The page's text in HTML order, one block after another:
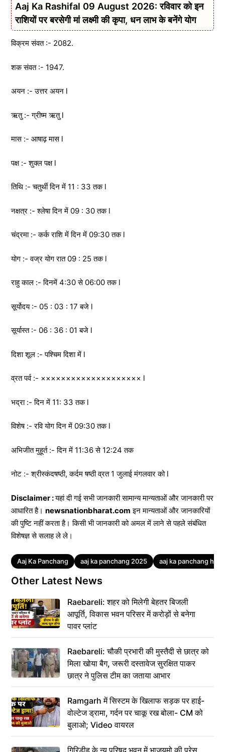
Aaj Ka Rashifal 09 August 2026: रविवार को इन
राशियों पर बरसेगी मां लक्ष्मी की कृपा, धन लाभ के बनेंगे योग
विक्रम संवत :- 2082.
शक संवत :- 1947.
अयन :- उत्तर अयन l
ऋतु :- ग्रीष्म ऋतु l
मास :- आषाढ़ मास l
पक्ष :- शुक्ल पक्ष l
तिथि :- चतुर्थी दिन में 11 : 33 तक l
नक्षत्र :- श्लेषा दिन में 09 : 30 तक l
चंद्रमा :- कर्क राशि में दिन में 09:30 तक l
योग :- वज्र योग रात 09 : 25 तक l
राहु काल :- दिनमें 4:30 से 06:00 तक l
सूर्योदय :- 05 : 03 : 17 बजे l
सूर्यास्त :- 06 : 36 : 01 बजे l
दिशा शूल :- पश्चिम दिशा में l
व्रत पर्व :- ×××××××××××××××××××× l
भद्रा :- दिन में 11: 33 तक l
विशेष :- रवि योग दिन में 09:30 तक l
अभिजीत मुहूर्त :- दिन में 11:36 से 12:24 तक
नोट :- श्रीस्कंदषष्ठी, कर्दम षष्ठी व्रत 1 जुलाई मंगलवार को l
Disclaimer :यहां दी गई सभी जानकारी सामान्य मान्यताओं और जानकारी पर
आधारित है। newsnationbharat.com इन मान्यताओं और जानकारियों
की पुष्टि नहीं करता है। किसी भी जानकारी को अमल में लाने से पहले संबंधित
विशेषज्ञ से सलाह ले ले।
Tags
Aaj Ka Panchang aaj ka panchang 2025 aaj ka panchang hindi
Other Latest News
Raebareli: शहर को मिलेगी बेहतर बिजली
आपूर्ति, विकास भवन परिसर में करोड़ों से बनेगा
पावर प्लांट
Raebareli: चौकी प्रभारी की मुस्तैदी से छात्र को
मिला खोया बैग, जरूरी दस्तावेज सुरक्षित पाकर
छात्र ने पुलिस टीम का जताया आभार
Ramgarh में सिस्टम के खिलाफ सड़क पर हाई-
वोल्टेज ड्रामा, गर्दन पर चाकू रख बोला- CM को
बुलाओ; Video वायरल
गिरिडीह के न्यू परिषद भवन में भाजयुमो की प्रेस